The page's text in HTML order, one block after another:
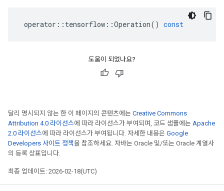
operator :: tensorflow ::Operation() const
도움이 되었나요?
달리 명시되지 않는 한 이 페이지의 콘텐츠에는 Creative Commons
Attribution 4.0 라이선스에 따라 라이선스가 부여되며, 코드 샘플에는 Apache
2.0 라이선스에 따라 라이선스가 부여됩니다. 자세한 내용은 Google
Developers 사이트 정책을 참조하세요. 자바는 Oracle 및/또는 Oracle 계열사
의 등록 상표입니다.
최종 업데이트: 2026-02-18(UTC)